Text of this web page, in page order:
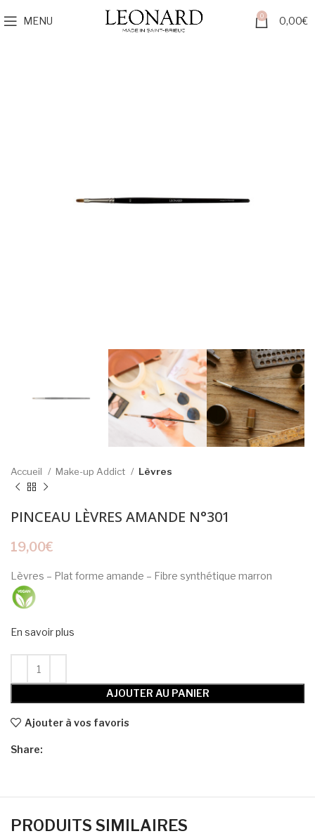
MENU 0 0,00€
Accueil Make-up Addict Lèvres
PINCEAU LÈVRES AMANDE N°301
19,00€
Lèvres – Plat forme amande – Fibre synthétique marron
En savoir plus
AJOUTER AU PANIER
Ajouter à vos favoris
Share:
PRODUITS SIMILAIRES